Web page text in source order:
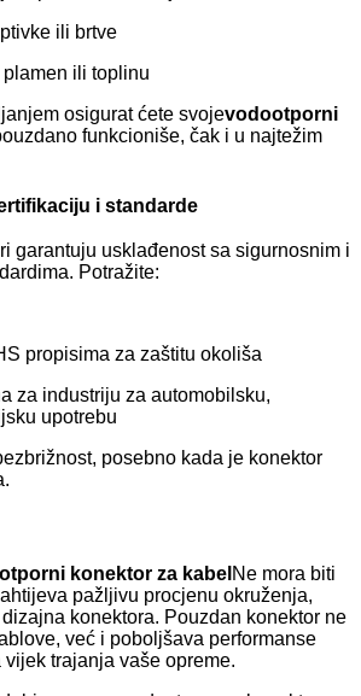
ili brtve
ili toplinu
osigurat ćete svojevodootporni
funkcioniše, čak i u najtežim
i standarde
garantuju usklađenost sa sigurnosnim i
Potražite:
propisima za zaštitu okoliša
za industriju za automobilsku,
upotrebu
posebno kada je konektor
konektor za kabel Ne mora biti
pažljivu procjenu okruženja,
konektora. Pouzdan konektor ne
već i poboljšava performanse
trajanja vaše opreme.